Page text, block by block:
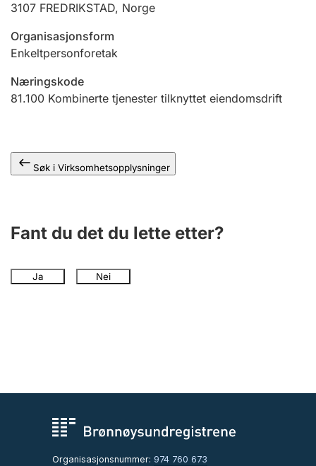
Ektepaktveileder
Offentlig sektor
3107 FREDRIKSTAD, Norge
Organisasjonsform
Enkeltpersonforetak
Næringskode
81.100 Kombinerte tjenester tilknyttet eiendomsdrift
Søk i Virksomhetsopplysninger
Fant du det du lette etter?
Ja Nei
Organisasjonsnummer: 974 760 673